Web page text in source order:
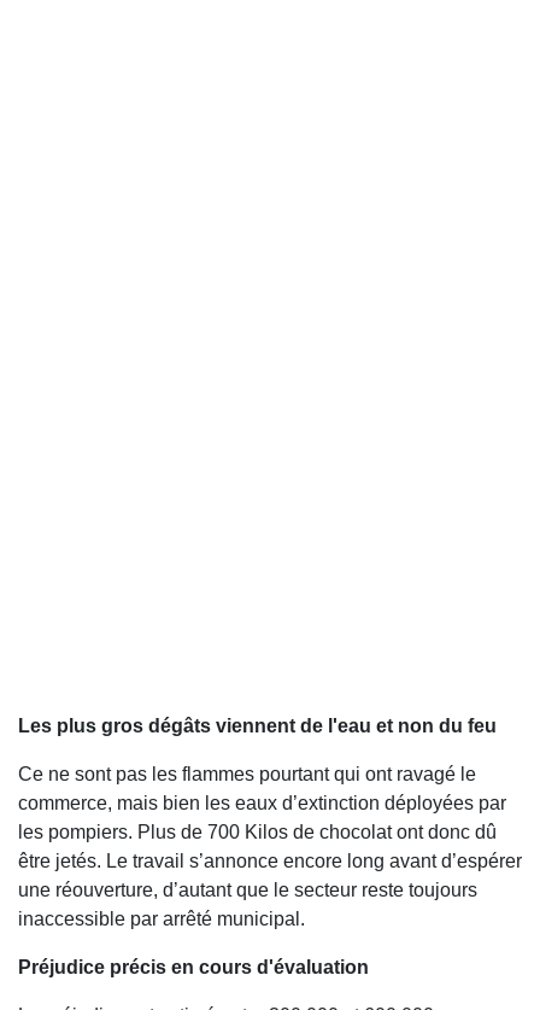
Les plus gros dégâts viennent de l'eau et non du feu
Ce ne sont pas les flammes pourtant qui ont ravagé le
commerce, mais bien les eaux d’extinction déployées par
les pompiers. Plus de 700 Kilos de chocolat ont donc dû
être jetés. Le travail s’annonce encore long avant d’espérer
une réouverture, d’autant que le secteur reste toujours
inaccessible par arrêté municipal.
Préjudice précis en cours d'évaluation